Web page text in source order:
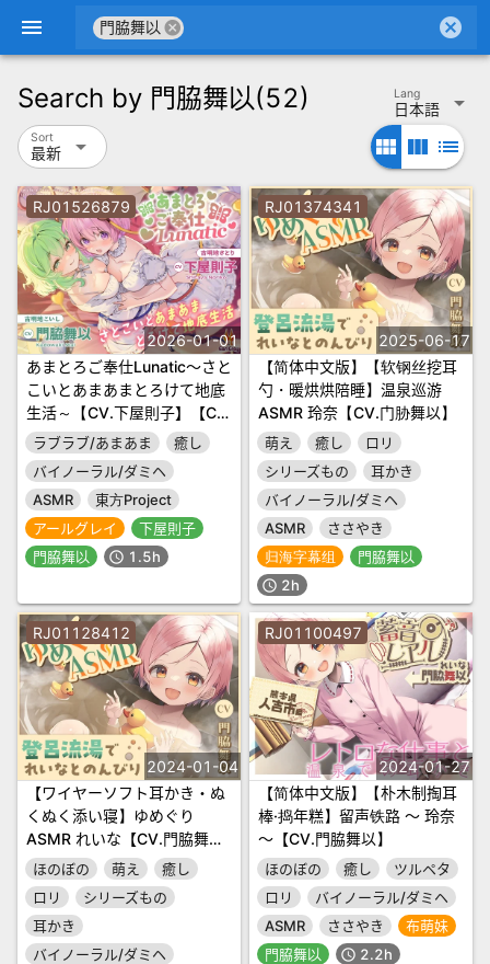
menu 門脇舞以 cancel cancel
Search by 門脇舞以(52) 日本語
Lang arrow_drop_down
最新
Sort arrow_drop_down view_module view_column list
RJ01526879
2026-01-01
あまとろご奉仕Lunatic～さと
こいとあまあまとろけて地底
生活～【CV.下屋則子】【CV.
門脇舞以】
ラブラブ/あまあま
癒し
バイノーラル/ダミヘ
ASMR
東方Project
アールグレイ
下屋則子
門脇舞以
schedule 1.5h
RJ01374341
2025-06-17
【简体中文版】【软钢丝挖耳
勺・暖烘烘陪睡】温泉巡游
ASMR 玲奈【CV.门胁舞以】
萌え 癒し
ロリ
シリーズもの
耳かき
バイノーラル/ダミヘ
ASMR
ささやき
归海字幕组
門脇舞以
schedule 2h
RJ01128412
2024-01-04
【ワイヤーソフト耳かき・ぬ
くぬく添い寝】ゆめぐり
ASMR れいな【CV.門脇舞
以】
ほのぼの 萌え
癒し
ロリ
シリーズもの
耳かき
バイノーラル/ダミヘ
RJ01100497
2024-01-27
【简体中文版】【朴木制掏耳
棒·捣年糕】留声铁路 ～ 玲奈
～【CV.門脇舞以】
ほのぼの 癒し
ツルペタ
ロリ
バイノーラル/ダミヘ
ASMR
ささやき
布萌妹
門脇舞以
schedule 2.2h